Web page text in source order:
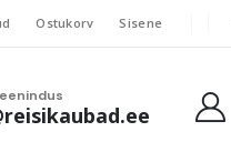
Ostukorv Sisene